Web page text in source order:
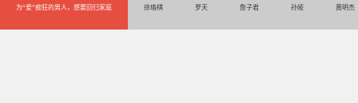
为“爱”痴狂的男人，想要回归家庭 徐珞棋 罗天 詹子君 孙娅 黄明杰